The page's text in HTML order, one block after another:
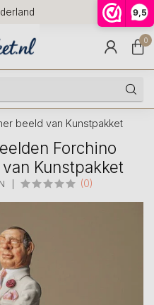
9,5
Voor
huis
9.5
0
beeld van Kunstpakket
Forchino
Kunstpakket
(0)